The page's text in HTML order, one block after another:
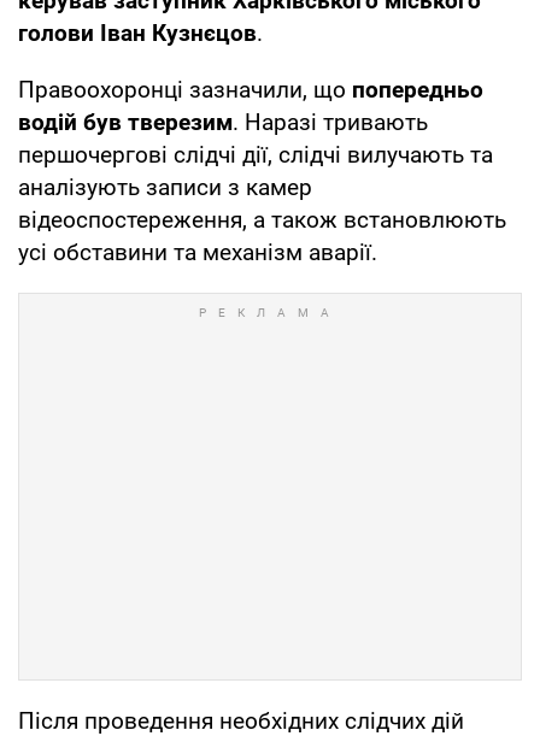
голови Іван Кузнєцов.
Правоохоронці зазначили, що попередньо
водій був тверезим. Наразі тривають
першочергові слідчі дії, слідчі вилучають та
аналізують записи з камер
відеоспостереження, а також встановлюють
усі обставини та механізм аварії.
Після проведення необхідних слідчих дій